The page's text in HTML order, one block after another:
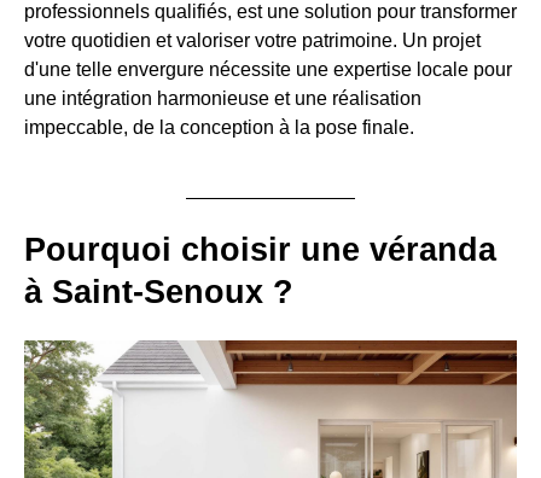
professionnels qualifiés, est une solution pour transformer
votre quotidien et valoriser votre patrimoine. Un projet
d'une telle envergure nécessite une expertise locale pour
une intégration harmonieuse et une réalisation
impeccable, de la conception à la pose finale.
Pourquoi choisir une véranda
à Saint-Senoux ?